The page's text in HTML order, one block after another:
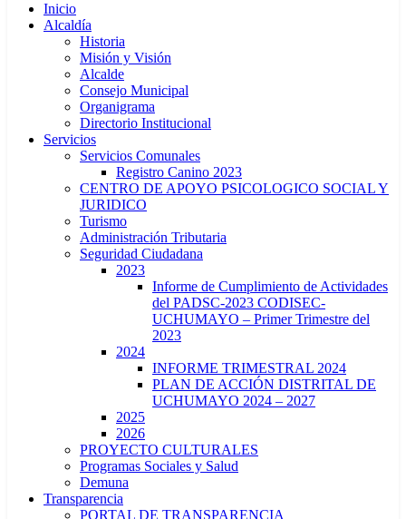
Inicio
Alcaldía
Historia
Misión y Visión
Alcalde
Consejo Municipal
Organigrama
Directorio Institucional
Servicios
Servicios Comunales
Registro Canino 2023
CENTRO DE APOYO PSICOLOGICO SOCIAL Y
JURIDICO
Turismo
Administración Tributaria
Seguridad Ciudadana
2023
Informe de Cumplimiento de Actividades
del PADSC-2023 CODISEC-
UCHUMAYO – Primer Trimestre del
2023
2024
INFORME TRIMESTRAL 2024
PLAN DE ACCIÓN DISTRITAL DE
UCHUMAYO 2024 – 2027
2025
2026
PROYECTO CULTURALES
Programas Sociales y Salud
Demuna
Transparencia
PORTAL DE TRANSPARENCIA